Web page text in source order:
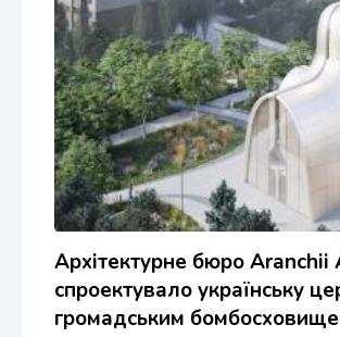
Архітектурне бюро
спроектувало українську
громадським